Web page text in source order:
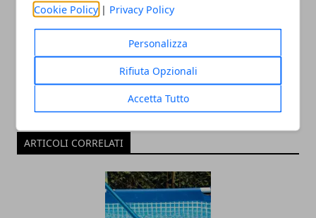
Cookie Policy | Privacy Policy
Personalizza
Rifiuta Opzionali
Accetta Tutto
Redazione
ARTICOLI CORRELATI